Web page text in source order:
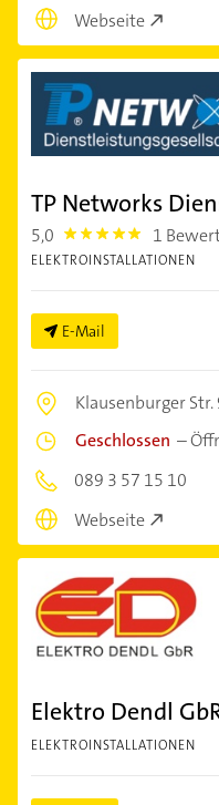
Webseite
TP Networks
5,0 5.0 1
ELEKTROINSTALLATIONEN
E-Mail
Klausenburger Str.
Geschlossen –
089 3 57 15 10
Webseite
Elektro Dendl
ELEKTROINSTALLATIONEN